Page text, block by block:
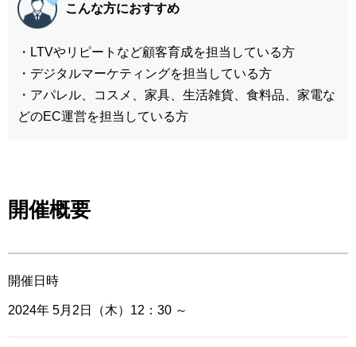
こんな方におすすめ
・LTVやリピートなど顧客育成を担当している方
・デジタルマーケティングを担当している方
・アパレル、コスメ、家具、生活雑貨、食料品、家電な
どのEC運営を担当している方
開催概要
開催日時
2024年 5月2日（木）12：30 ～